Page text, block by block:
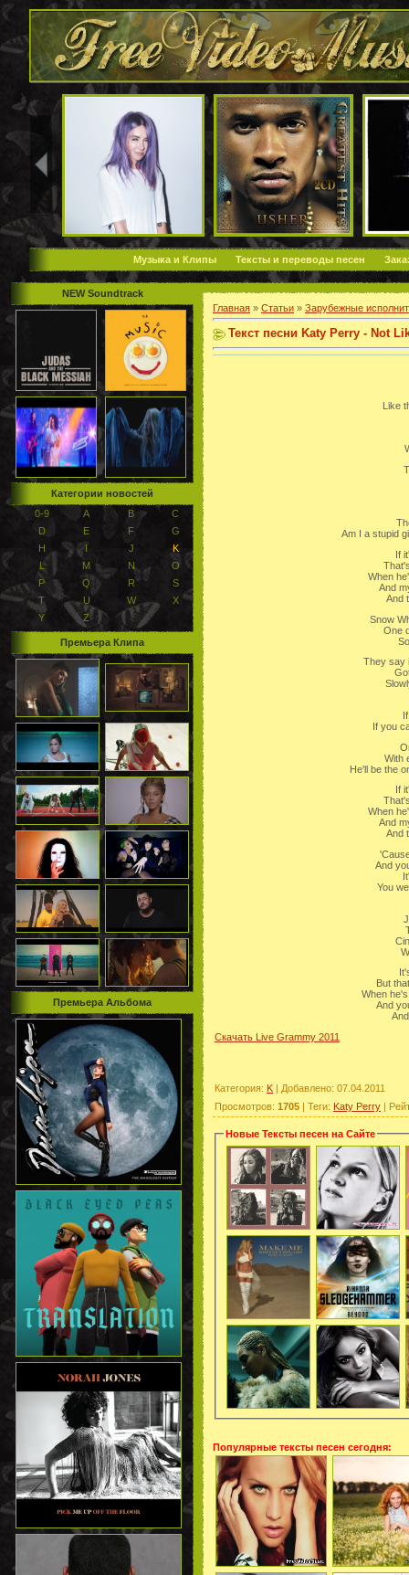
Музыка и Клипы Тексты и переводы песен
NEW Soundtrack
Категории новостей
0-9
A B
C
D
E F
G
H
I J
K
L
M N
O
P
Q R
S
T
U W
X
Y
Z
Премьера Клипа
Премьера Альбома
Главная » Статьи » Зарубежные
Текст песни Katy Perry - Not
Like
Am I a stupid
If
When
And
And
Snow
One
They say
If you
With
He'll be the
If
When
And
And
And
You
But
When
And
Скачать Live Grammy 2011
Категория: K Добавлено: 07.04.2011
Просмотров: 1705 Теги: Katy Perry
Новые Тексты песен на Сайте
Популярные тексты песен сегодня: